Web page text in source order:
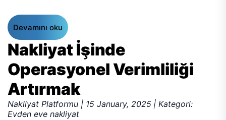
Devamını oku
Nakliyat İşinde
Operasyonel Verimliliği
Artırmak
Nakliyat Platformu | 15 January, 2025 | Kategori:
Evden eve nakliyat